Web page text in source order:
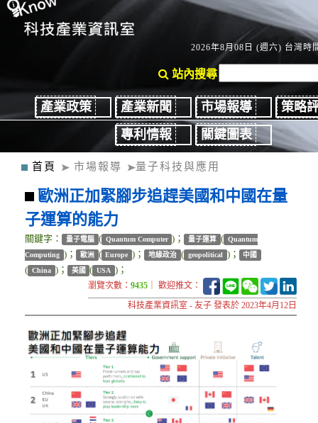
2026年8月08日 (週六) 台灣時
站內搜尋
產業政策 產業新聞 市場報導
策略
專利情報
關鍵圖表
首頁 市場報導 量子科技與應用
歐洲正加緊腳步追趕美國和中國在量
子運算的能力
關鍵字： 量子電腦 ( Quantum Computer )； 量子運算 ( Quantum
Computing )； 歐洲 ( Europe )； 地緣政治 ( geopolitical )； 中國
( China )； 美國 ( USA )；
瀏覽次數：9435 ｜ 歡迎推文：
科技產業資訊室 - 友子 發表於 2023年4月12日